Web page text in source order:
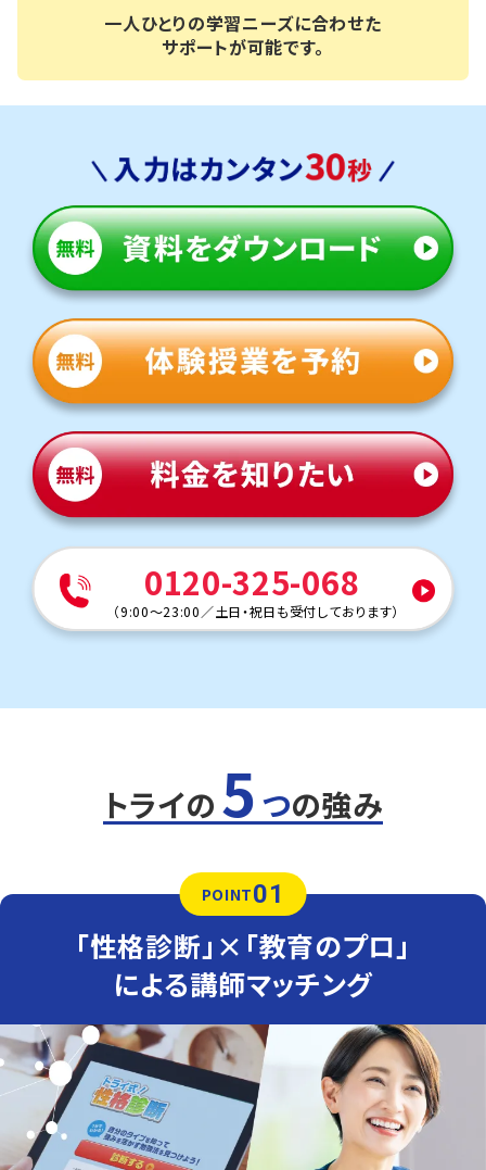
一人ひとりの学習ニーズに合わせた
サポートが可能です。
0120-325-068
（9:00～23:00 ／土日・祝日も受付しております）
トライの 5 つの強み
POINT01
「性格診断」×「教育のプロ」
による講師マッチング